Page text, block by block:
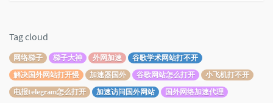
Tag cloud
网络梯子 梯子大神 外网加速
谷歌学术网站打不开
解决国外网站打开慢
加速器国外 谷歌网站怎么打开
小飞机打不开
电报telegram怎么打开
加速访问国外网站
国外网络加速代理